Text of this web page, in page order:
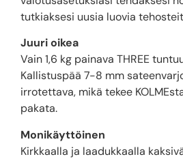
tutkiaksesi uusia luovia
Juuri oikea
Vain 1,6 kg painava THREE
Kallistuspää 7-8 mm
irrotettava, mikä tekee
pakata.
Monikäyttöinen
Kirkkaalla ja laadukkaalla